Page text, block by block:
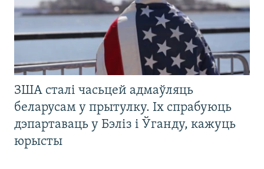
ЗША сталі часьцей адмаўляць
беларусам у прытулку. Іх спрабуюць
дэпартаваць у Бэліз і Ўганду, кажуць
юрысты